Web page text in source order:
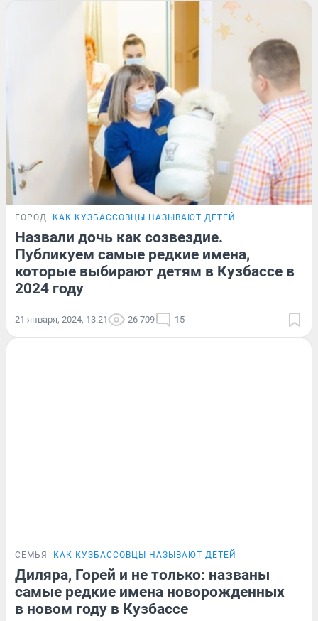
ГОРОД КАК КУЗБАССОВЦЫ НАЗЫВАЮТ ДЕТЕЙ
Назвали дочь как созвездие.
Публикуем самые редкие имена,
которые выбирают детям в Кузбассе в
2024 году
21 января, 2024, 13:21 26 709 15
СЕМЬЯ КАК КУЗБАССОВЦЫ НАЗЫВАЮТ ДЕТЕЙ
Диляра, Горей и не только: названы
самые редкие имена новорожденных
в новом году в Кузбассе